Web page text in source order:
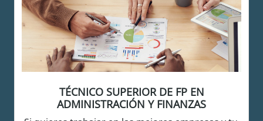
TÉCNICO SUPERIOR DE FP EN
ADMINISTRACIÓN Y FINANZAS